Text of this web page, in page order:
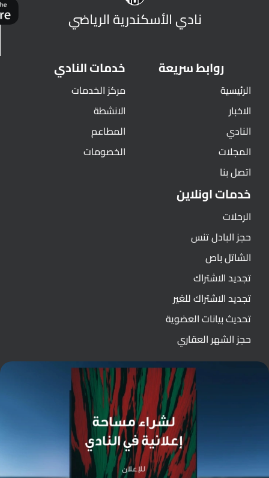
نادي الأسكندرية الرياضي
روابط سريعة
الرئيسية
الاخبار
النادي
المجلات
اتصل بنا
خدمات النادي
مركز الخدمات
الانشطة
المطاعم
الخصومات
خدمات اونلاين
الرحلات
حجز البادل تنس
الشاتل باص
تجديد الاشتراك
تجديد الاشتراك للغير
تحديث بيانات العضوية
حجز الشهر العقاري